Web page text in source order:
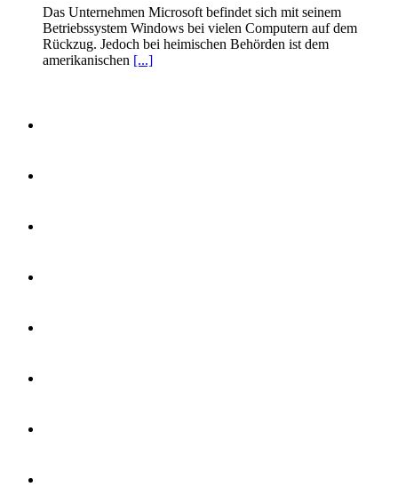
Das Unternehmen Microsoft befindet sich mit seinem
Betriebssystem Windows bei vielen Computern auf dem
Rückzug. Jedoch bei heimischen Behörden ist dem
amerikanischen [...]